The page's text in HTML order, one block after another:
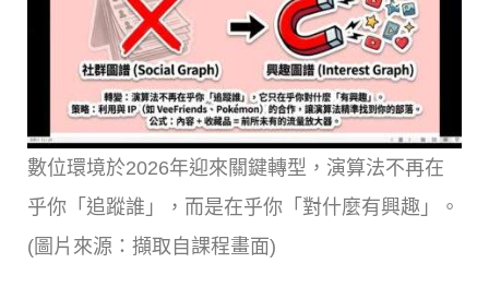
數位環境於2026年迎來關鍵轉型，演算法不再在
乎你「追蹤誰」，而是在乎你「對什麼有興趣」。
(圖片來源：擷取自課程畫面)